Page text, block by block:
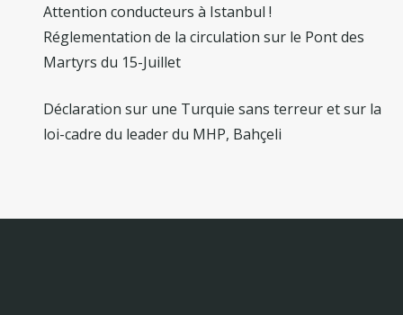
Attention conducteurs à Istanbul !
Réglementation de la circulation sur le Pont des
Martyrs du 15-Juillet
Déclaration sur une Turquie sans terreur et sur la
loi-cadre du leader du MHP, Bahçeli